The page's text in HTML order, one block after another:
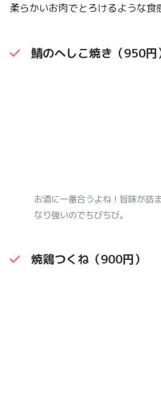
柔らかいお肉でとろけるような食
鯖のへしこ焼き（950円
お酒に一番合うよね！旨味が詰
なり強いのでちびちび。
焼鶏つくね（900円）